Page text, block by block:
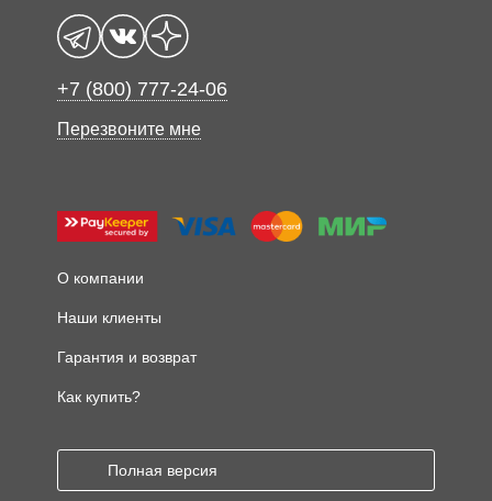
+7 (800) 777-24-06
Перезвоните мне
О компании
Наши клиенты
Гарантия и возврат
Как купить?
Полная версия